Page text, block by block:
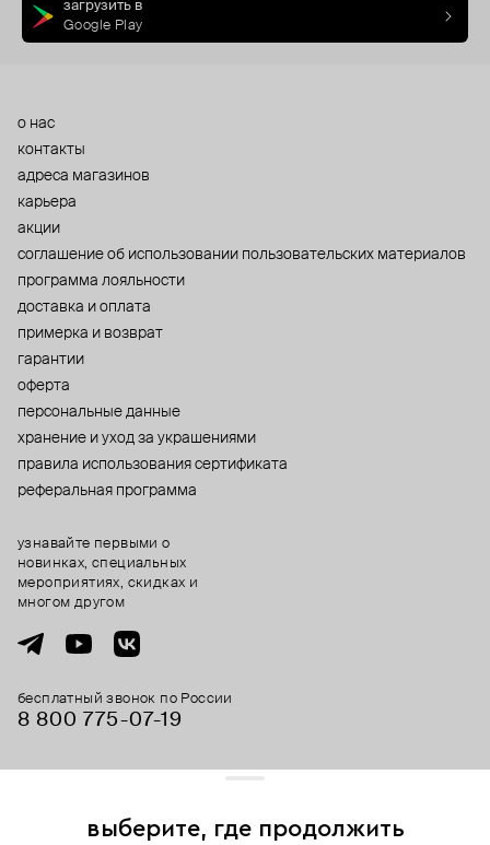
загрузить в
Google Play
о нас
контакты
адреса магазинов
карьера
акции
cоглашение об использовании пользовательских материалов
программа лояльности
доставка и оплата
примерка и возврат
гарантии
оферта
персональные данные
хранение и уход за украшениями
правила использования сертификата
реферальная программа
бесплатный звонок по России
8 800 775⁠-07⁠-19
узнавайте первыми о
новинках, специальных
мероприятиях, скидках и
многом другом
выберите, где продолжить